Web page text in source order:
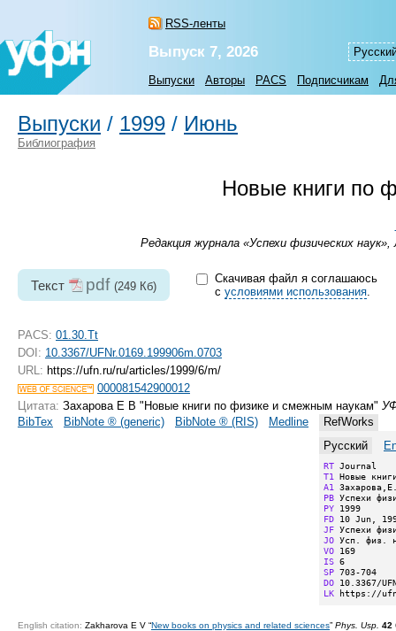
RSS-ленты
Выпуск 7, 2026
Выпуски Авторы PACS Подписчикам
Выпуски / 1999 / Июнь
Библиография
Новые книги по
Редакция журнала «Успехи физических
Текст pdf (249 Кб)
Скачивая файл я соглашаюсь
с условиями использования.
PACS: 01.30.Tt
DOI: 10.3367/UFNr.0169.199906m.0703
URL: https://ufn.ru/ru/articles/1999/6/m/
000081542900012
Цитата: Захарова Е В "Новые книги по физике и смежным наукам"
BibTex
BibNote ® (generic) BibNote ® (RIS) Medline
RefWorks
Русский
RT
T1
A1
PB
PY
FD
JF
JO
VO
IS
SP
DO
LK https://
English citation: Zakharova E V “New books on physics and related sciences” Phys. Usp. 42